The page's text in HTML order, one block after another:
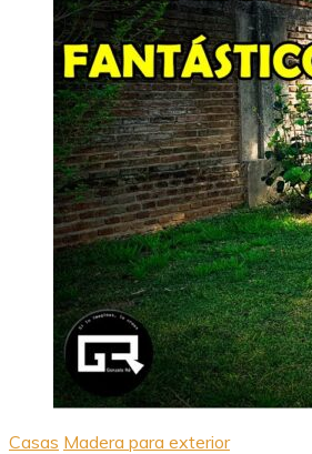
Casas Madera para exterior